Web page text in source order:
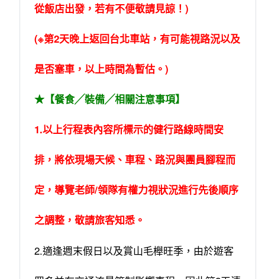
從飯店出發，若有不便敬請見諒！)
(※第2天晚上返回台北車站，有可能視路況以及
是否塞車，以上時間為暫估。)
★【餐食╱裝備╱相關注意事項】
1.以上行程表內容所標示的健行路線時間安
排，將依現場天候、車程、路況與團員腳程而
定，導覽老師/領隊有權力視狀況進行先後順序
之調整，敬請旅客知悉。
2.適逢週末假日以及賞山毛櫸旺季，由於遊客